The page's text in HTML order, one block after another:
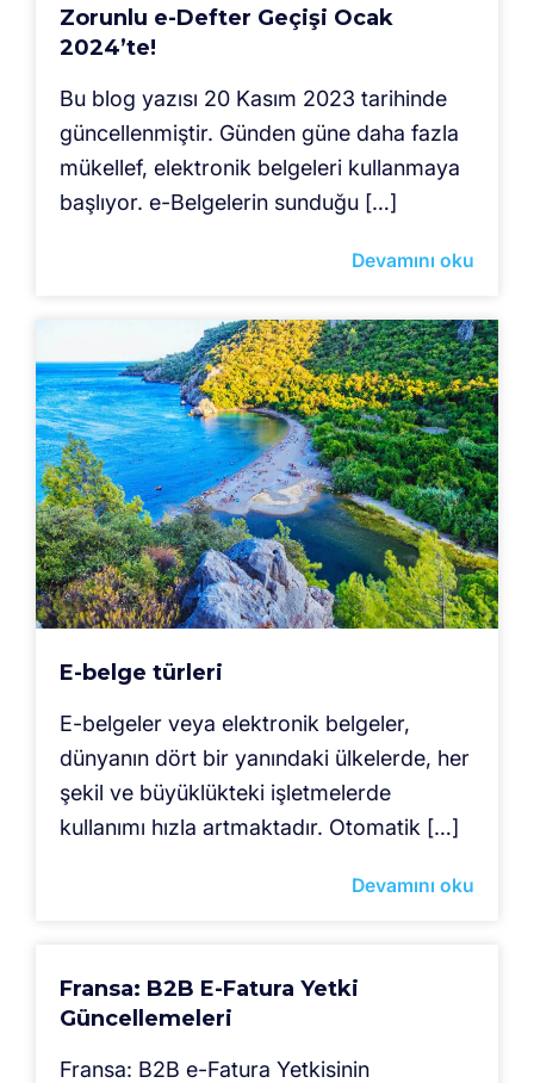
Zorunlu e-Defter Geçişi Ocak
2024’te!
Bu blog yazısı 20 Kasım 2023 tarihinde
güncellenmiştir. Günden güne daha fazla
mükellef, elektronik belgeleri kullanmaya
başlıyor. e-Belgelerin sunduğu […]
Devamını oku
E-belge türleri
E-belgeler veya elektronik belgeler,
dünyanın dört bir yanındaki ülkelerde, her
şekil ve büyüklükteki işletmelerde
kullanımı hızla artmaktadır. Otomatik […]
Devamını oku
Fransa: B2B E-Fatura Yetki
Güncellemeleri
Fransa: B2B e-Fatura Yetkisinin